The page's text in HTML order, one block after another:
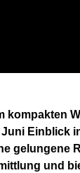
kompakten
Juni Einblick
gelungene
und